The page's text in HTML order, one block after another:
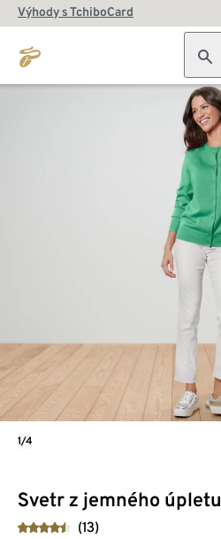
Výhody s TchiboCard
Svetr z jemného úpletu
(13)
1/4